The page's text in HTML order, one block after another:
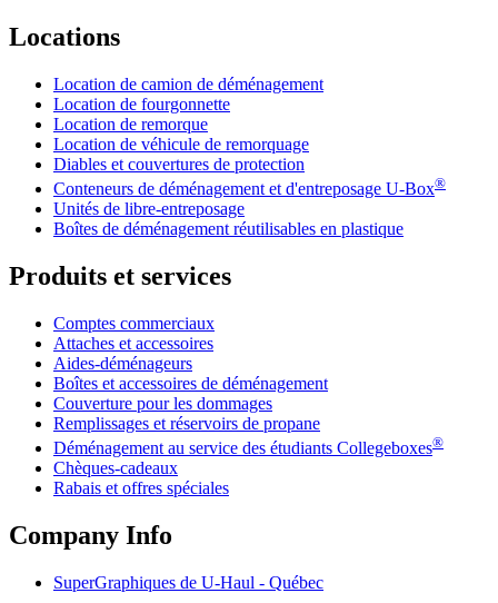
Locations
Location de camion de déménagement
Location de fourgonnette
Location de remorque
Location de véhicule de remorquage
Diables et couvertures de protection
Conteneurs de déménagement et d'entreposage U-Box®
Unités de libre-entreposage
Boîtes de déménagement réutilisables en plastique
Produits et services
Comptes commerciaux
Attaches et accessoires
Aides-déménageurs
Boîtes et accessoires de déménagement
Couverture pour les dommages
Remplissages et réservoirs de propane
Déménagement au service des étudiants Collegeboxes®
Chèques-cadeaux
Rabais et offres spéciales
Company Info
SuperGraphiques de U-Haul - Québec